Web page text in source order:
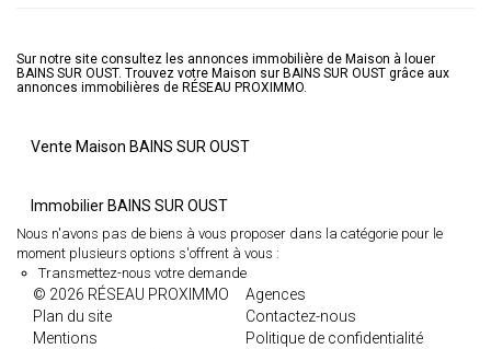
Sur notre site consultez les annonces immobilière de Maison à louer
BAINS SUR OUST. Trouvez votre Maison sur BAINS SUR OUST grâce aux
annonces immobilières de RÉSEAU PROXIMMO.
Vente Maison BAINS SUR OUST
Immobilier BAINS SUR OUST
Nous n'avons pas de biens à vous proposer dans la catégorie pour le
moment plusieurs options s'offrent à vous :
Transmettez-nous votre demande
© 2026 RÉSEAU PROXIMMO
Agences
Plan du site
Contactez-nous
Mentions
Politique de confidentialité